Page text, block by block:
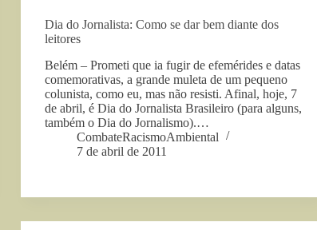
Dia do Jornalista: Como se dar bem diante dos
leitores
Belém – Prometi que ia fugir de efemérides e datas
comemorativas, a grande muleta de um pequeno
colunista, como eu, mas não resisti. Afinal, hoje, 7
de abril, é Dia do Jornalista Brasileiro (para alguns,
também o Dia do Jornalismo).…
CombateRacismoAmbiental
7 de abril de 2011